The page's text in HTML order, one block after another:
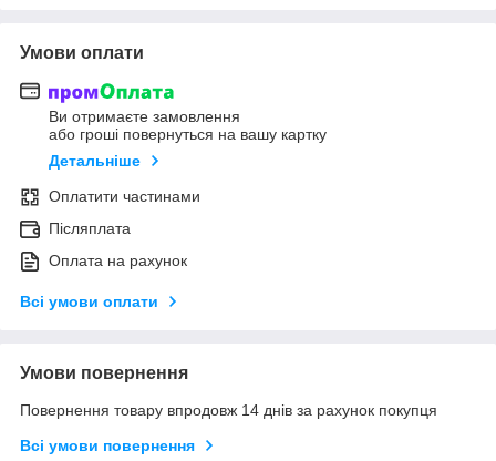
Умови оплати
Ви отримаєте замовлення
або гроші повернуться на вашу картку
Детальніше
Оплатити частинами
Післяплата
Оплата на рахунок
Всі умови оплати
Умови повернення
Повернення товару впродовж 14 днів за рахунок покупця
Всі умови повернення